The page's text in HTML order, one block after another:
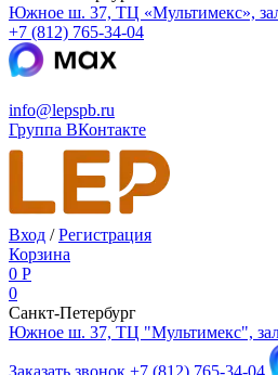
Южное ш. 37, ТЦ «Мультимекс»,
+7 (812) 765-34-04
info@lepspb.ru
Группа ВКонтакте
Вход /Регистрация
Корзина
0 Р
0
Санкт-Петербург
Южное ш. 37, ТЦ "Мультимекс",
Заказать звонок +7 (812) 765-34-04